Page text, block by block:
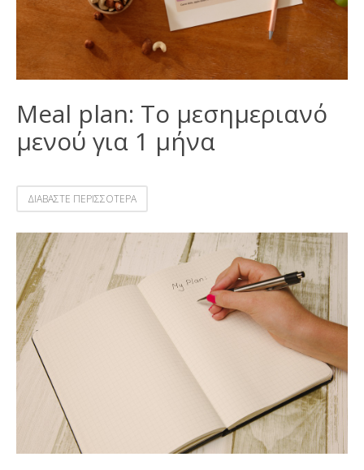
Meal plan: Το μεσημεριανό
μενού για 1 μήνα
ΔΙΑΒΑΣΤΕ ΠΕΡΙΣΣΟΤΕΡΑ